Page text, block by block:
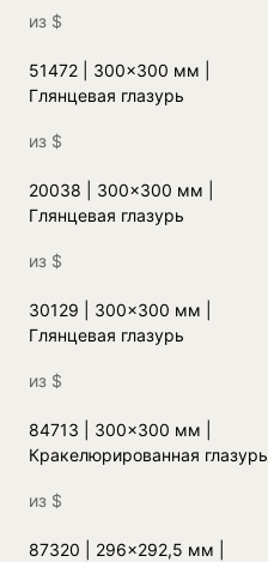
из $
51472 | 300x300 мм |
Глянцевая глазурь
из $
20038 | 300x300 мм |
Глянцевая глазурь
из $
30129 | 300x300 мм |
Глянцевая глазурь
из $
84713 | 300x300 мм |
Кракелюрированная глазурь
из $
87320 | 296x292,5 мм |